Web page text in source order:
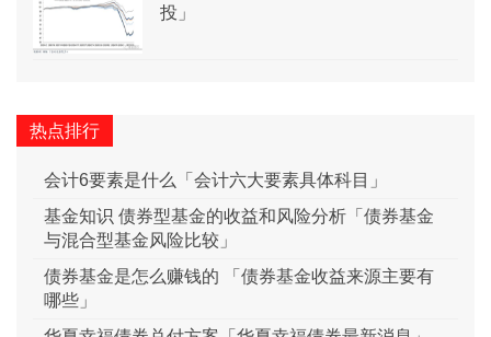
投」
热点排行
会计6要素是什么「会计六大要素具体科目」
基金知识 债券型基金的收益和风险分析「债券基金
与混合型基金风险比较」
债券基金是怎么赚钱的 「债券基金收益来源主要有
哪些」